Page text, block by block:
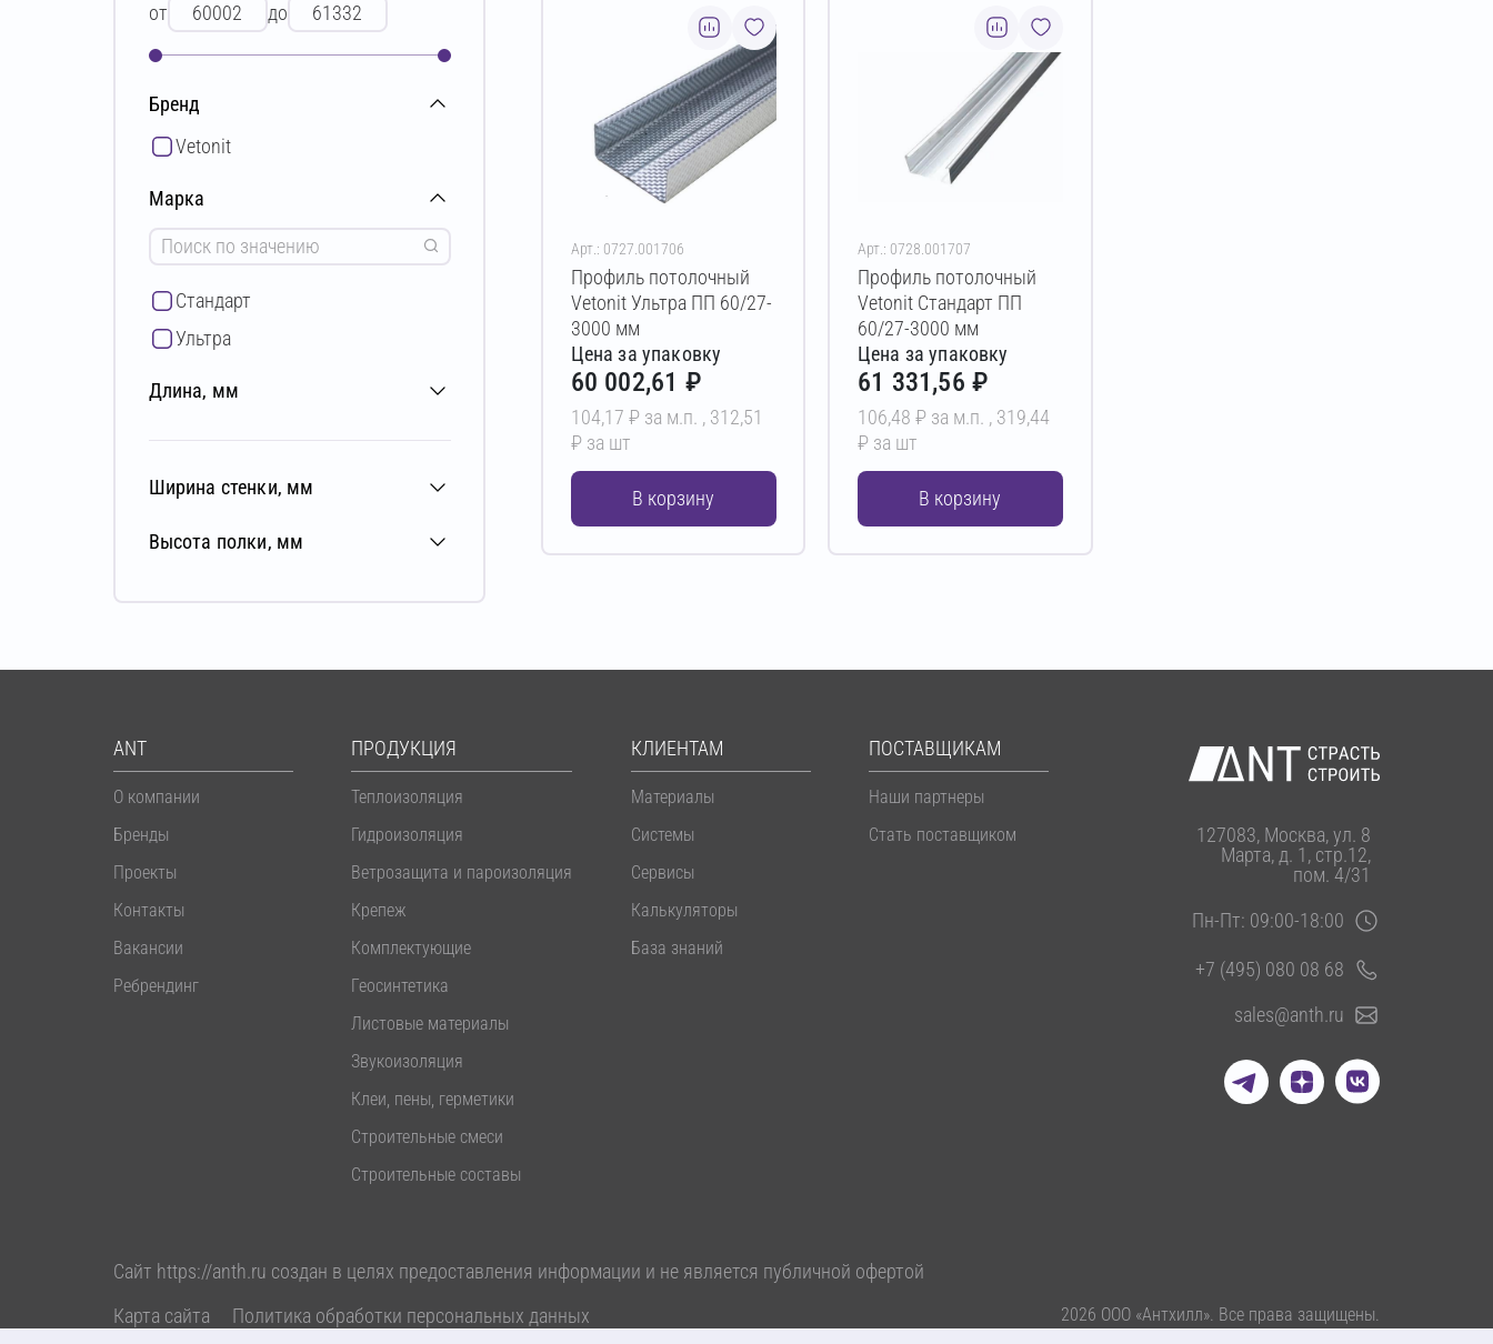
от до
Бренд
Vetonit
Марка
Стандарт
Ультра
Длина, мм
Ширина стенки, мм
Высота полки, мм
Арт.: 0727.001706
Профиль потолочный
Vetonit Ультра ПП 60/27-
3000 мм
Цена за упаковку
60 002,61 ₽
104,17 ₽ за м.п. , 312,51
₽ за шт
В корзину
Арт.: 0728.001707
Профиль потолочный
Vetonit Стандарт ПП
60/27-3000 мм
Цена за упаковку
61 331,56 ₽
106,48 ₽ за м.п. , 319,44
₽ за шт
В корзину
ANT
О компании
Бренды
Проекты
Контакты
Вакансии
Ребрендинг
ПРОДУКЦИЯ
Теплоизоляция
Гидроизоляция
Ветрозащита и пароизоляция
Крепеж
Комплектующие
Геосинтетика
Листовые материалы
Звукоизоляция
Клеи, пены, герметики
Строительные смеси
Строительные составы
КЛИЕНТАМ
Материалы
Системы
Сервисы
Калькуляторы
База знаний
ПОСТАВЩИКАМ
Наши партнеры
Стать поставщиком
127083, Москва, ул. 8
Марта, д. 1, стр.12,
пом. 4/31
Пн-Пт: 09:00-18:00
+7 (495) 080 08 68
sales@anth.ru
Сайт https://anth.ru создан в целях предоставления информации и не является публичной офертой
Карта сайта
Политика обработки персональных данных 2026 ООО «Антхилл». Все права защищены.